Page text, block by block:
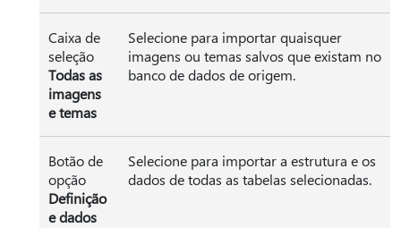
Caixa de
seleção
Todas as
imagens
e temas
Selecione para importar quaisquer
imagens ou temas salvos que existam no
banco de dados de origem.
Botão de
opção
Definição
e dados
Selecione para importar a estrutura e os
dados de todas as tabelas selecionadas.